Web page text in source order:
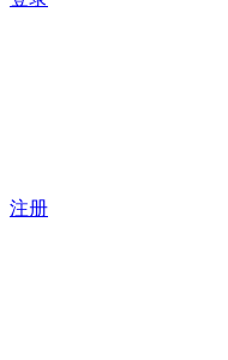
注册